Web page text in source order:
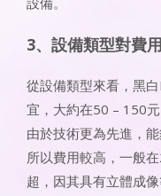
3、設備類型對費
從設備類型來看，黑
宜，大約在50 – 150
由於技術更為先進，
所以費用較高，一般
超，因其具有立體成